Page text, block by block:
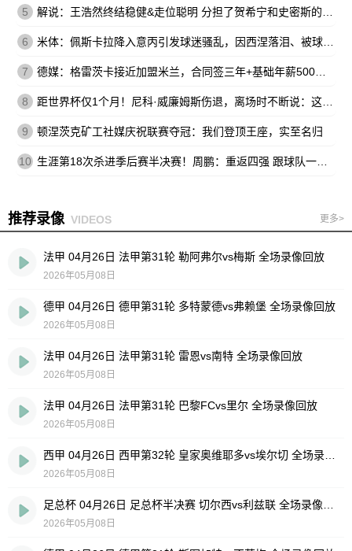
5 解说：王浩然终结稳健&走位聪明 分担了贺希宁和史密斯的进攻压力
6 米体：佩斯卡拉降入意丙引发球迷骚乱，因西涅落泪、被球迷嘘
7 德媒：格雷茨卡接近加盟米兰，合同签三年+基础年薪500万欧
8 距世界杯仅1个月！尼科·威廉姆斯伤退，离场时不断说：这不可能
9 顿涅茨克矿工社媒庆祝联赛夺冠：我们登顶王座，实至名归
10 生涯第18次杀进季后赛半决赛！周鹏：重返四强 跟球队一起拼到底
推荐录像 VIDEOS 更多>
法甲 04月26日 法甲第31轮 勒阿弗尔vs梅斯 全场录像回放
2026年05月08日
德甲 04月26日 德甲第31轮 多特蒙德vs弗赖堡 全场录像回放
2026年05月08日
法甲 04月26日 法甲第31轮 雷恩vs南特 全场录像回放
2026年05月08日
法甲 04月26日 法甲第31轮 巴黎FCvs里尔 全场录像回放
2026年05月08日
2026年05月08日
2026年05月08日